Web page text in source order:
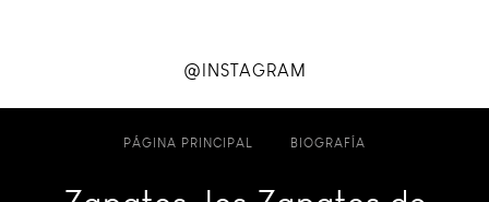
@INSTAGRAM
PÁGINA PRINCIPAL BIOGRAFÍA